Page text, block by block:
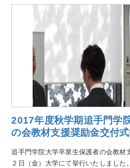
2017年度秋学期追手門学
の会教材支援奨励金交付
追手門学院大学卒業生保護者の会教材
２日（金）大学にて挙行いたしまし